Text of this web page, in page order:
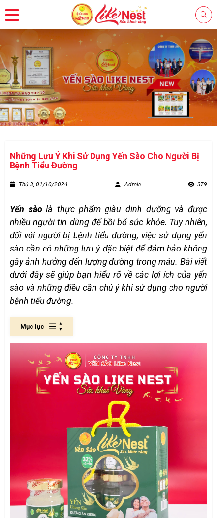
Những Lưu Ý Khi Sử Dụng Yến Sào Cho Người Bị
Bệnh Tiểu Đường
Thứ 3, 01/10/2024 Admin 379
Yến sàolà thực phẩm giàu dinh dưỡng và được
nhiều người tin dùng để bồi bổ sức khỏe. Tuy nhiên,
đối với người bị bệnh tiểu đường, việc sử dụng yến
sào cần có những lưu ý đặc biệt để đảm bảo không
gây ảnh hưởng đến lượng đường trong máu. Bài viết
dưới đây sẽ giúp bạn hiểu rõ về các lợi ích của yến
sào và những điều cần chú ý khi sử dụng cho người
bệnh tiểu đường.
Mục lục